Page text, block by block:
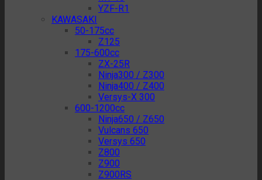
YZF-R1
KAWASAKI
50-175cc
Z125
175-600cc
ZX-25R
Ninja300 / Z300
Ninja400 / Z400
Versys-X 300
600-1200cc
Ninja650 / Z650
Vulcans 650
Versys 650
Z800
Z900
Z900RS